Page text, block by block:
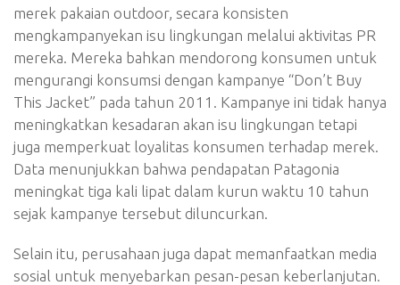
merek pakaian outdoor, secara konsisten
mengkampanyekan isu lingkungan melalui aktivitas PR
mereka. Mereka bahkan mendorong konsumen untuk
mengurangi konsumsi dengan kampanye “Don’t Buy
This Jacket” pada tahun 2011. Kampanye ini tidak hanya
meningkatkan kesadaran akan isu lingkungan tetapi
juga memperkuat loyalitas konsumen terhadap merek.
Data menunjukkan bahwa pendapatan Patagonia
meningkat tiga kali lipat dalam kurun waktu 10 tahun
sejak kampanye tersebut diluncurkan.
Selain itu, perusahaan juga dapat memanfaatkan media
sosial untuk menyebarkan pesan-pesan keberlanjutan.